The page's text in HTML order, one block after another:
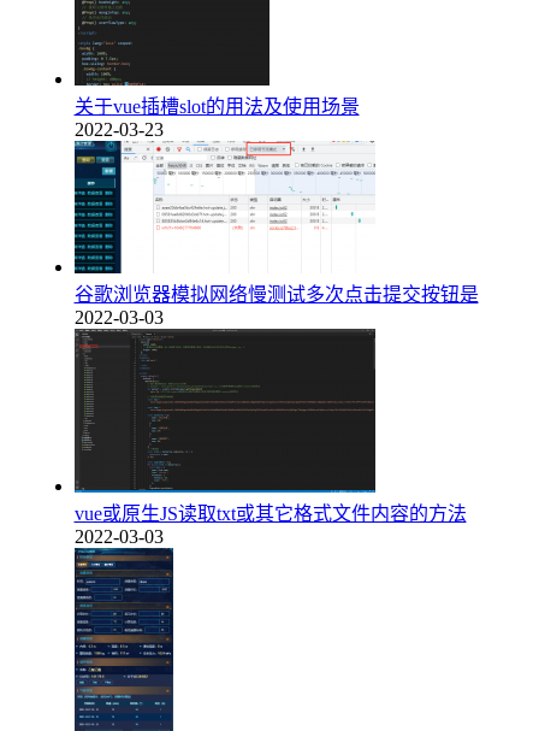
关于vue插槽slot的用法及使用场景
2022-03-23
谷歌浏览器模拟网络慢测试多次点击提交按钮是
2022-03-03
vue或原生JS读取txt或其它格式文件内容的方法
2022-03-03